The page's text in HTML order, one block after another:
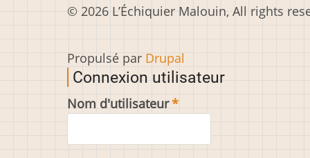
© 2026 L’Échiquier Malouin, All rights
Propulsé par Drupal
Connexion utilisateur
Nom d'utilisateur